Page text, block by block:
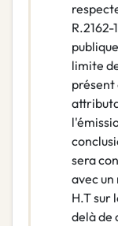
limite
sera
avec
H.T sur
delà de